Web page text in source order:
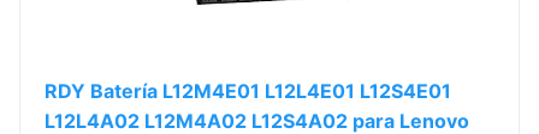
RDY Batería L12M4E01 L12L4E01 L12S4E01
L12L4A02 L12M4A02 L12S4A02 para Lenovo